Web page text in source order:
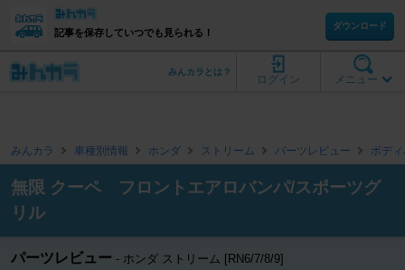
記事を保存していつでも見られる！
ダウンロード
メニュー
ログイン
みんカラとは？
みんカラ 車種別情報 ホンダ ストリーム パーツレビュー ボデ
無限 クーペ フロントエアロバンパ/スポーツグ
リル
パーツレビュー ホンダ ストリーム [RN6/7/8/9]